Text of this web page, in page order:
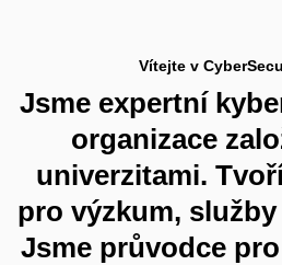
Vítejte v
Jsme expertní
organizace
univerzitami.
pro výzkum,
Jsme průvodce